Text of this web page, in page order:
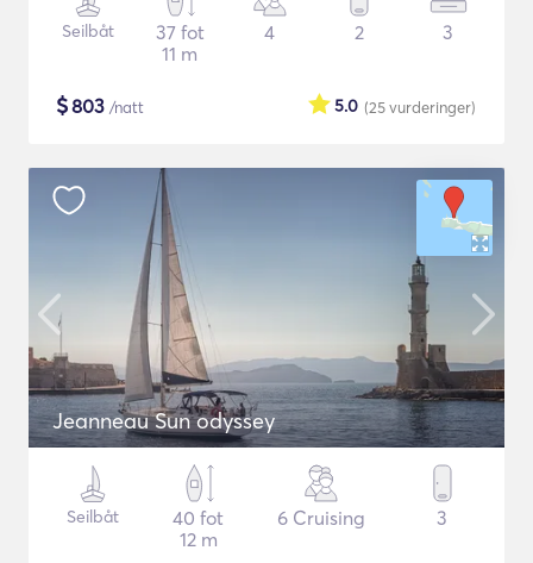
Seilbåt
37 fot
11 m
4 2 3
$803 /natt (25vurderinger)
5.0
Jeanneau Sun odyssey
Seilbåt
40 fot
12 m
6 Cruising 3